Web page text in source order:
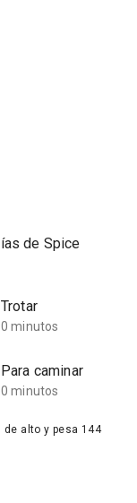
de Spice
Trotar
0 minutos
Para caminar
0 minutos
de alto y pesa 144